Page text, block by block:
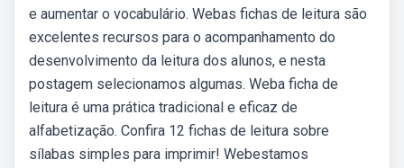
e aumentar o vocabulário. Webas fichas de leitura são
excelentes recursos para o acompanhamento do
desenvolvimento da leitura dos alunos, e nesta
postagem selecionamos algumas. Weba ficha de
leitura é uma prática tradicional e eficaz de
alfabetização. Confira 12 fichas de leitura sobre
sílabas simples para imprimir! Webestamos